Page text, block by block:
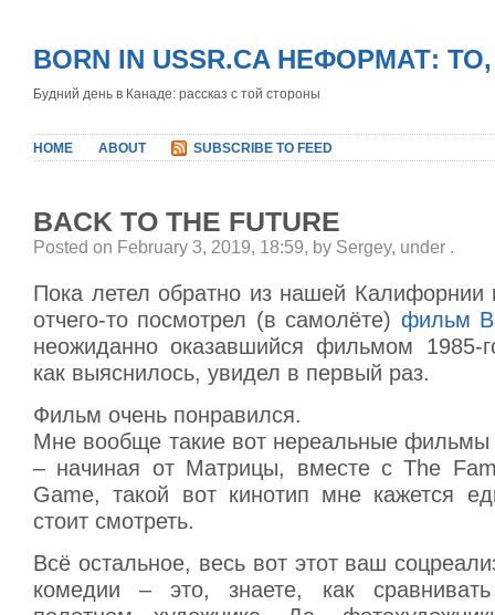
BORN IN USSR.CA НЕФОРМАТ:
Будний день в Канаде: рассказ с той стороны
HOME ABOUT SUBSCRIBE TO FEED
BACK TO THE FUTURE
Posted on February 3, 2019, 18:59, by Sergey, under .
Пока летел обратно из нашей
отчего-то посмотрел (в самолёте) фильм
неожиданно оказавшийся фильмом 1985-
как выяснилось, увидел в первый раз.
Фильм очень понравился.
Мне вообще такие вот нереальные фильмы
– начиная от Матрицы, вместе с The
Game, такой вот кинотип мне кажется
стоит смотреть.
Всё остальное, весь вот этот ваш
комедии – это, знаете, как